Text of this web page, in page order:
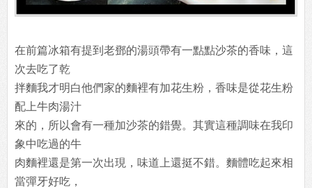
在前篇冰箱有提到老鄧的湯頭帶有一點點沙茶的香味，這
次去吃了乾
拌麵我才明白他們家的麵裡有加花生粉，香味是從花生粉
配上牛肉湯汁
來的，所以會有一種加沙茶的錯覺。其實這種調味在我印
象中吃過的牛
肉麵裡還是第一次出現，味道上還挺不錯。麵體吃起來相
當彈牙好吃，